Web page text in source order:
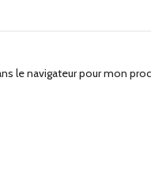
le navigateur pour mon